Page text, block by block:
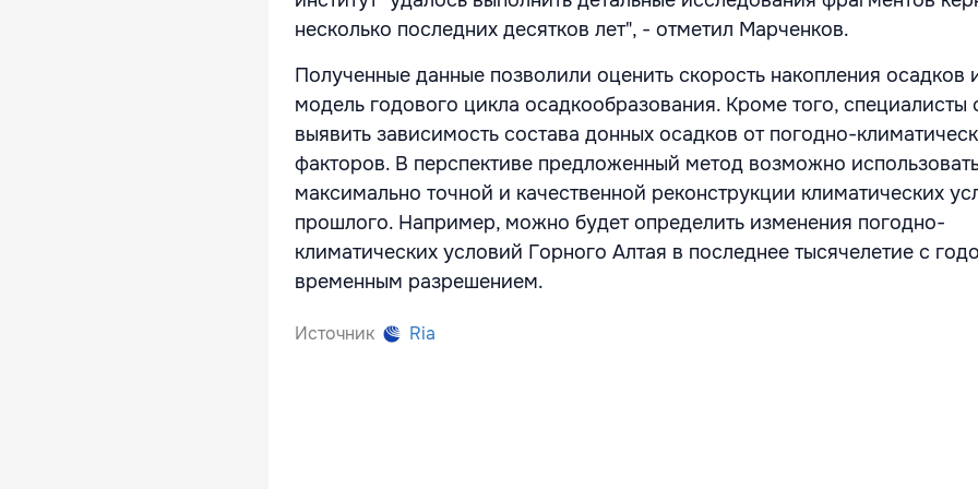
несколько последних десятков лет", - отметил Марченков.
Полученные данные позволили оценить скорость накопления осадков
модель годового цикла осадкообразования. Кроме того, специалисты
выявить зависимость состава донных осадков от погодно-
факторов. В перспективе предложенный метод возможно
максимально точной и качественной реконструкции климатических
прошлого. Например, можно будет определить изменения погодно-
климатических условий Горного Алтая в последнее тысячелетие с
временным разрешением.
Источник Ria